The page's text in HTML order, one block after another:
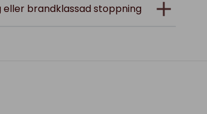
brandklassad stoppning